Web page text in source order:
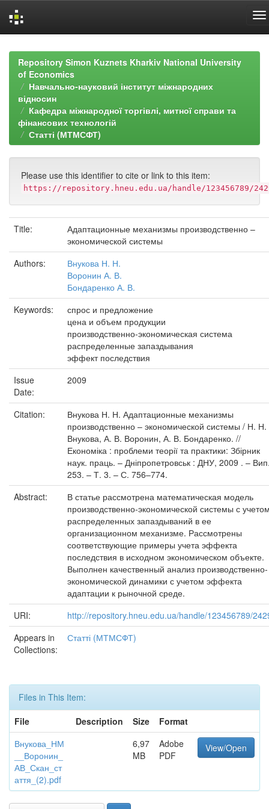
navigationRepository Simon Kuznets Kharkiv National University
of Economics
Навчально-науковий інститут міжнародних
відносин
Кафедра міжнародної торгівлі, митної справи та
фінансових технологій
Статті (МТМСФТ)
Please use this identifier to cite or link to this item:
https://repository.hneu.edu.ua/handle/123456789/
Title:
Адаптационные механизмы производственно –
экономической системы
Authors:
Внукова Н. Н.
Воронин А. В.
Бондаренко А. В.
Keywords:
спрос и предложение
цена и объем продукции
производственно-экономическая система
распределенные запаздывания
эффект последствия
Issue
Date:
2009
Citation:
Внукова Н. Н. Адаптационные механизмы
производственно – экономической системы / Н. Н.
Внукова, А. В. Воронин, А. В. Бондаренко. //
Економіка : проблеми теорії та практики: Збірник
наук. праць. – Дніпропетровськ : ДНУ, 2009 . –
253. – Т. 3. – С. 756–774.
Abstract:
В статье рассмотрена математическая модель
производственно-экономической системы с
распределенных запаздываний в ее
организационном механизме. Рассмотрены
соответствующие примеры учета эффекта
последствия в исходном экономическом объекте.
Выполнен качественный анализ производственно-
экономической динамики с учетом эффекта
адаптации к рыночной среде.
URI:
http://repository.hneu.edu.ua/handle/123456789/
Appears in
Collections:
Статті (МТМСФТ)
Files in This Item:
File
Description Size
Format
Внукова_НМ
__Воронин_
АВ_Скан_ст
аття_(2).pdf
6,97
MB
Adobe
PDF
View/Open